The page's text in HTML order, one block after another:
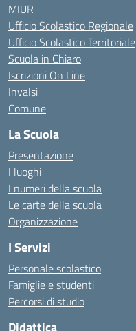
MIUR
Ufficio Scolastico Regionale
Ufficio Scolastico Territoriale
Scuola in Chiaro
Iscrizioni On Line
Invalsi
Comune
La Scuola
Presentazione
I luoghi
I numeri della scuola
Le carte della scuola
Organizzazione
I Servizi
Personale scolastico
Famiglie e studenti
Percorsi di studio
Didattica